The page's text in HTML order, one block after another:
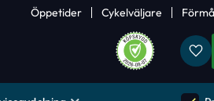
Öppetider Cykelväljare